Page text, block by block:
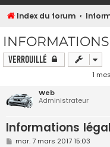
Index du forum
Verrouillé
1
Web
Administrateur
Informations
M
mar. 7 mars 2017 15:03